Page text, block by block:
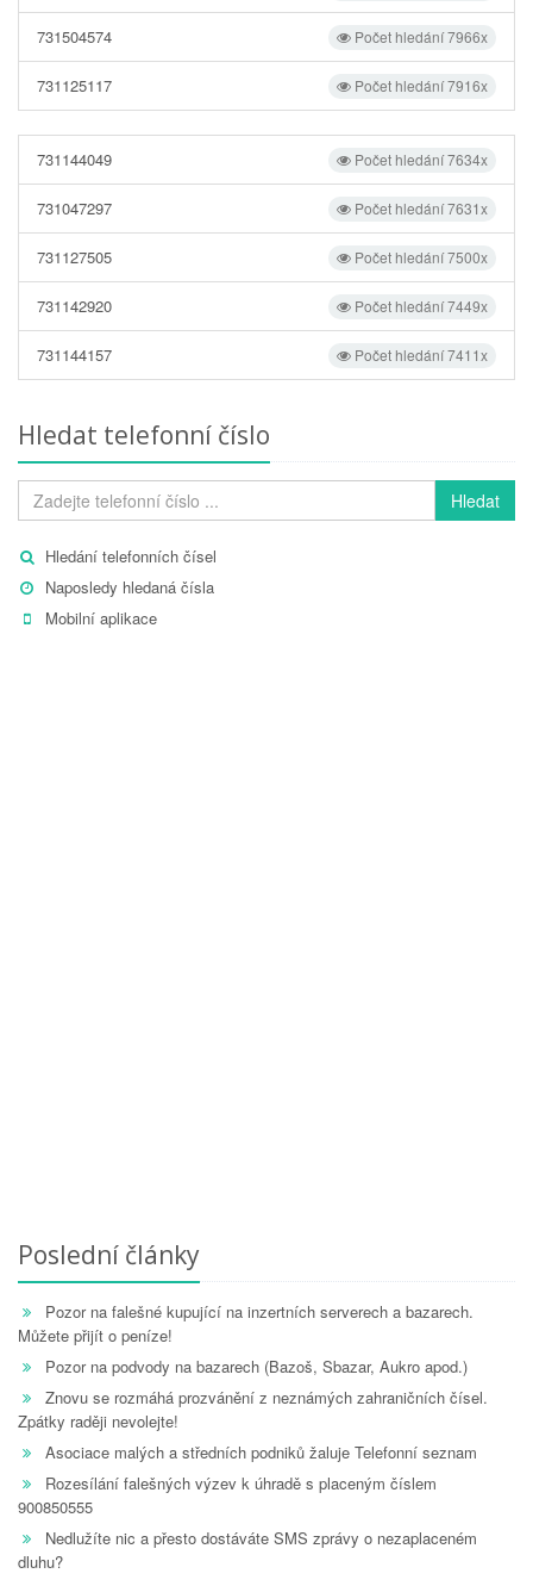
Počet hledání 7966x
731504574
Počet hledání 7916x
731125117
Počet hledání 7634x
731144049
Počet hledání 7631x
731047297
Počet hledání 7500x
731127505
Počet hledání 7449x
731142920
Počet hledání 7411x
731144157
Hledat telefonní číslo
Hledat
Hledání telefonních čísel
Naposledy hledaná čísla
Mobilní aplikace
Poslední články
Pozor na falešné kupující na inzertních serverech a bazarech.
Můžete přijít o peníze!
Pozor na podvody na bazarech (Bazoš, Sbazar, Aukro apod.)
Znovu se rozmáhá prozvánění z neznámých zahraničních čísel.
Zpátky raději nevolejte!
Asociace malých a středních podniků žaluje Telefonní seznam
Rozesílání falešných výzev k úhradě s placeným číslem
900850555
Nedlužíte nic a přesto dostáváte SMS zprávy o nezaplaceném
dluhu?